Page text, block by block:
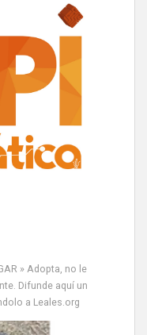
» Adopta, no le
Difunde aquí un
a Leales.org